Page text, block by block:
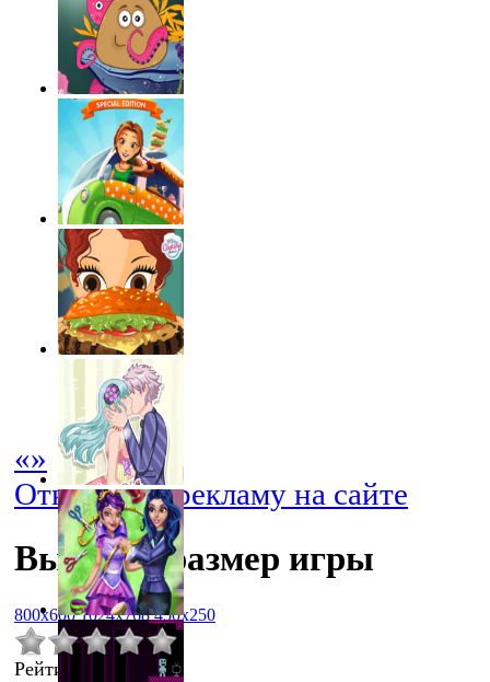
«»
Отключить рекламу на сайте
Выбрать размер игры
800x600 1024x768 450x250
Рейтинг